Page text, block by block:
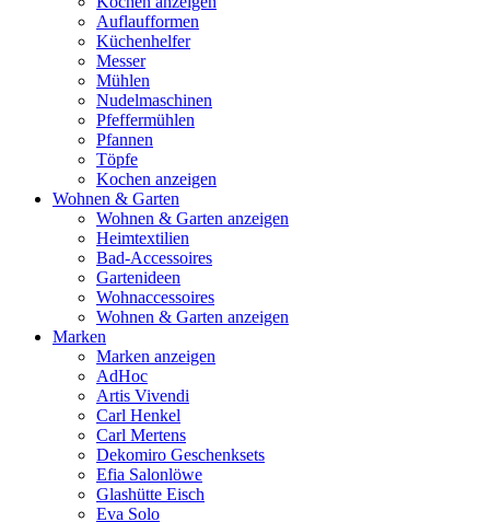
Auflaufformen
Küchenhelfer
Messer
Mühlen
Nudelmaschinen
Pfeffermühlen
Pfannen
Töpfe
Kochen anzeigen
Wohnen & Garten
Wohnen & Garten anzeigen
Heimtextilien
Bad-Accessoires
Gartenideen
Wohnaccessoires
Wohnen & Garten anzeigen
Marken
Marken anzeigen
AdHoc
Artis Vivendi
Carl Henkel
Carl Mertens
Dekomiro Geschenksets
Efia Salonlöwe
Glashütte Eisch
Eva Solo